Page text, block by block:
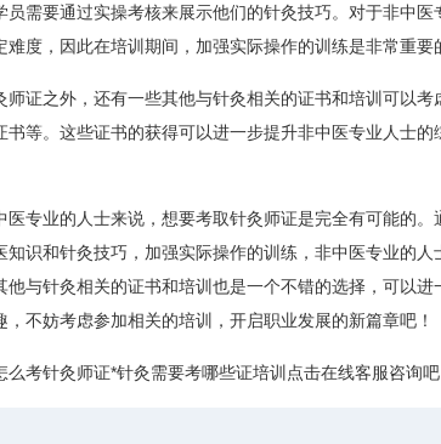
员需要通过实操考核来展示他们的针灸技巧。对于非中
难度，因此在培训期间，加强实际操作的训练是非常重要
师证之外，还有一些其他与针灸相关的证书和培训可以考
书等。这些证书的获得可以进一步提升非中医专业人士
医专业的人士来说，想要考取针灸师证是完全有可能的。
知识和针灸技巧，加强实际操作的训练，非中医专业的
他与针灸相关的证书和培训也是一个不错的选择，可以
，不妨考虑参加相关的培训，开启职业发展的新篇章吧！
么考针灸师证*针灸需要考哪些证培训点击在线客服咨询吧